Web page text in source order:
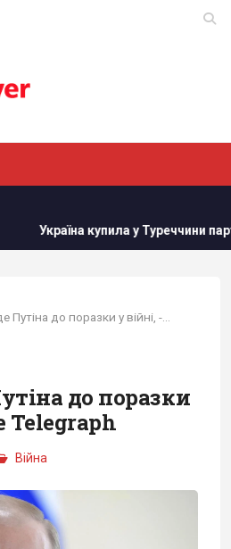
партію ракет ATACMS і
до поразки
Telegraph
Війна